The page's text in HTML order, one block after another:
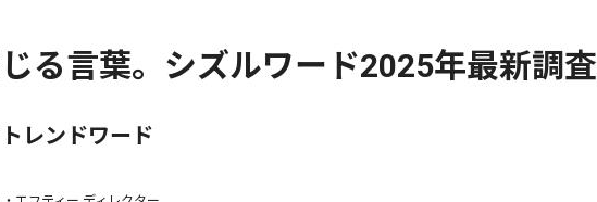
る言葉。シズルワード2025年最新調査
レンドワード